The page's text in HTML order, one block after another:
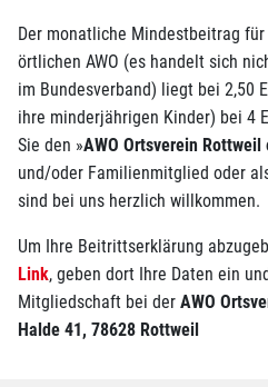
Der monatliche Mindestbeitrag
örtlichen AWO (es handelt sich
im Bundesverband) liegt bei 2,50
ihre minderjährigen Kinder) bei 4
Sie den »AWO Ortsverein Rottweil
und/oder Familienmitglied oder
sind bei uns herzlich willkommen.
Um Ihre Beitrittserklärung
Link, geben dort Ihre Daten ein
Mitgliedschaft bei der AWO
Halde 41, 78628 Rottweil